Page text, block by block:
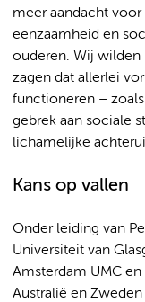
meer aandacht
eenzaamheid en
ouderen. Wij
zagen dat allerlei
functioneren –
gebrek aan sociale
lichamelijke
Kans op vallen
Onder leiding van
Universiteit van
Amsterdam UMC
Australië en